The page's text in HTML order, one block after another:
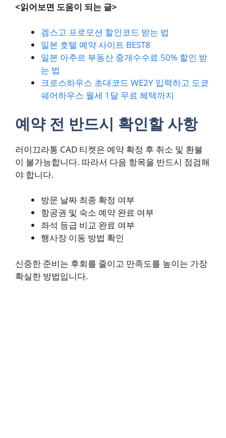
<읽어보면 도움이 되는 글>
겜스고 프로모션 할인코드 받는 법
일본 호텔 예약 사이트 BEST8
일본 아주르 부동산 중개수수료 50% 할인 받
는 법
크로스하우스 초대코드 WE2Y 입력하고 도쿄
쉐어하우스 월세 1달 무료 혜택까지
예약 전 반드시 확인할 사항
러이끄라통 CAD 티켓은 예약 확정 후 취소 및 환불
이 불가능합니다. 따라서 다음 항목을 반드시 점검해
야 합니다.
방문 날짜 최종 확정 여부
항공권 및 숙소 예약 완료 여부
좌석 등급 비교 완료 여부
행사장 이동 방법 확인
신중한 준비는 후회를 줄이고 만족도를 높이는 가장
확실한 방법입니다.